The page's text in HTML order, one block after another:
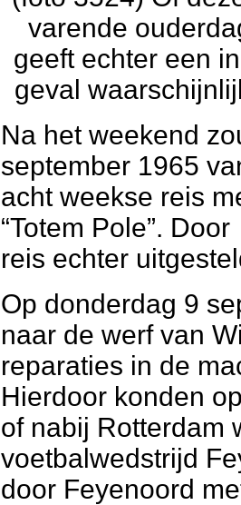
varende
geeft echter een
geval
Na het weekend
september 1965
acht weekse reis
“Totem Pole”.
reis echter
Op donderdag 9
naar de werf van
reparaties in de
Hierdoor konden
of nabij Rotterdam
voetbalwedstrijd
door Feyenoord